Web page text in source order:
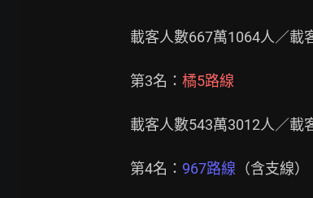
載客人數667萬1064人／載
第3名： 橘5路線
載客人數543萬3012人／載
第4名： 967路線 （含支線）